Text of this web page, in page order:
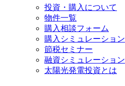
投資・購入について
物件一覧
購入相談フォーム
購入シミュレーション
節税セミナー
融資シミュレーション
太陽光発電投資とは